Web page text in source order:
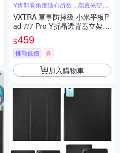
Y折觀看角度隨心所欲，高透光硬背
板
VXTRA 軍事防摔級 小米平板P
ad 7/7 Pro Y折晶透背蓋立架皮
套 含筆槽
$459
挑戰低價 券
加入購物車